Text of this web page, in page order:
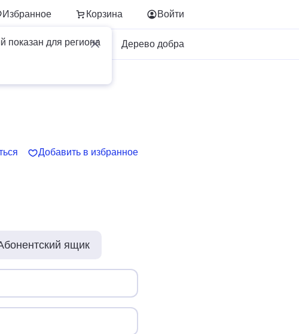
Избранное Корзина
показан для региона
Войти
Для бизнеса Дерево добра
Добавить в избранное
ящик